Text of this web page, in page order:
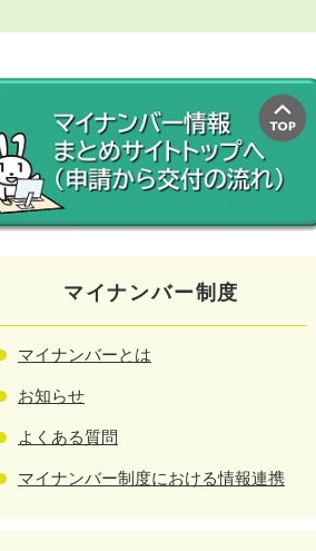
マイナンバー制度
マイナンバーとは
お知らせ
よくある質問
マイナンバー制度における情報連携